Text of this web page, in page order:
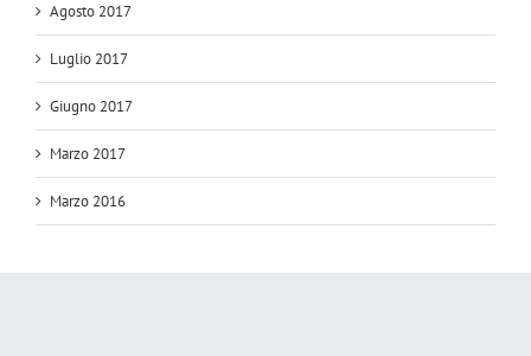
Agosto 2017
Luglio 2017
Giugno 2017
Marzo 2017
Marzo 2016